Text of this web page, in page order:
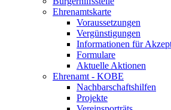
Ehrenamtskarte
Voraussetzungen
Vergünstigungen
Informationen für
Formulare
Aktuelle Aktionen
Ehrenamt - KOBE
Nachbarschaftshilfen
Projekte